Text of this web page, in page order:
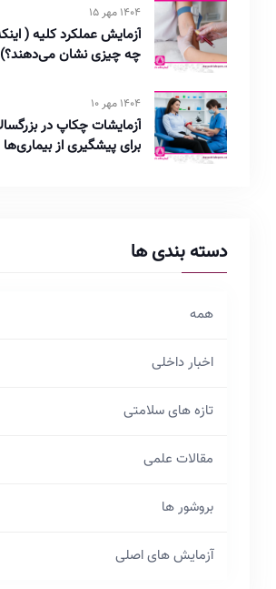
1404 مهر 15
چه چیزی نشان می‌دهند؟)
1404 مهر 10
برای پیشگیری از بیماری‌ها
دسته بندی ها
همه
اخبار داخلی
تازه های سلامتی
مقالات علمی
بروشور ها
آزمایش های اصلی